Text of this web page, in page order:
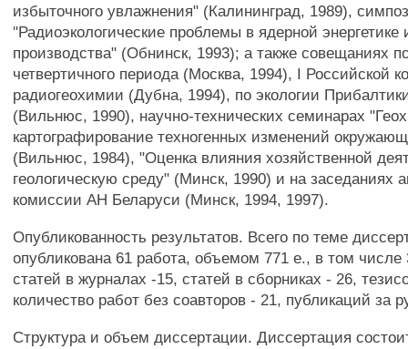
избыточного увлажнения" (Калининград, 1989),
"Радиоэкологические проблемы в ядерной энергетике
производства" (Обнинск, 1993); а также совещаниях
четвертичного периода (Москва, 1994), I Российской
радиогеохимии (Дубна, 1994), по экологии
(Вильнюс, 1990), научно-технических семинарах
картографирование техногенных изменений
(Вильнюс, 1984), "Оценка влияния хозяйственной
геологическую среду" (Минск, 1990) и на заседаниях
комиссии АН Беларуси (Минск, 1994, 1997).
Опубликованность результатов. Всего по теме
опубликована 61 работа, объемом 771 е., в том
статей в журналах -15, статей в сборниках - 26,
количество работ без соавторов - 21, публикаций за
Структура и объем диссертации. Диссертация